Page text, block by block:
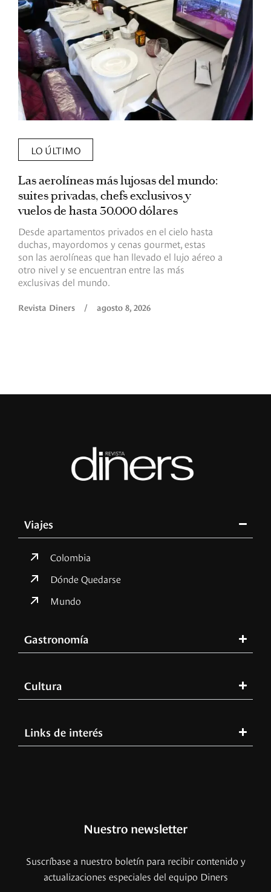
LO ÚLTIMO
Las aerolíneas más lujosas del mundo:
suites privadas, chefs exclusivos y
vuelos de hasta 30.000 dólares
Desde apartamentos privados en el cielo hasta
duchas, mayordomos y cenas gourmet, estas
son las aerolíneas que han llevado el lujo aéreo a
otro nivel y se encuentran entre las más
exclusivas del mundo.
Revista Diners / agosto 8, 2026
Viajes
Colombia
Dónde Quedarse
Mundo
Gastronomía
Cultura
Links de interés
Nuestro newsletter
Suscríbase a nuestro boletín para recibir contenido y
actualizaciones especiales del equipo Diners